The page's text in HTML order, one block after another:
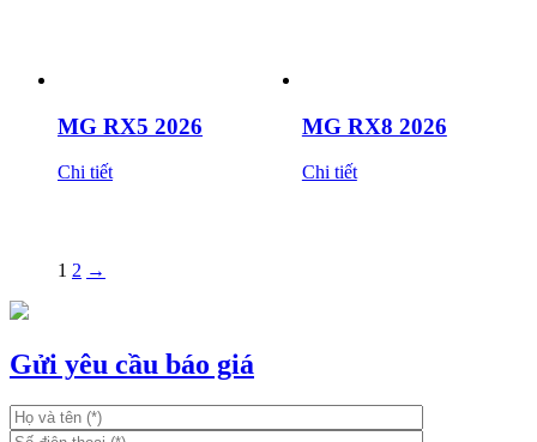
MG RX5 2026
Chi tiết
MG RX8 2026
Chi tiết
1 2 →
Gửi yêu cầu báo giá